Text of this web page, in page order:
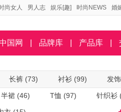
尚女人 男人志 娱乐[趣] 时尚NEWS 婚
国网 品牌库 产品库
长裤 (73) 衬衫 (99) 发饰
半裙 (46) T恤 (97) 针织衫